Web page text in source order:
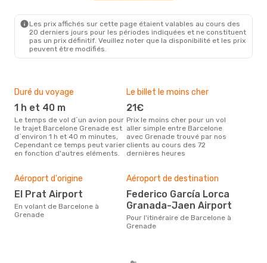
Les prix affichés sur cette page étaient valables au cours des
20 derniers jours pour les périodes indiquées et ne constituent
pas un prix définitif. Veuillez noter que la disponibilité et les prix
peuvent être modifiés.
Duré du voyage
1 h et 40 m
Le temps de vol d´un avion pour
le trajet Barcelone Grenade est
d´environ 1 h et 40 m minutes,
Cependant ce temps peut varier
en fonction d'autres eléments.
Le billet le moins cher
21€
Prix le moins cher pour un vol
aller simple entre Barcelone
avec Grenade trouvé par nos
clients au cours des 72
dernières heures
Aéroport d'origine
El Prat Airport
En volant de Barcelone à
Grenade
Aéroport de destination
Federico García Lorca
Granada-Jaen Airport
Pour l'itinéraire de Barcelone à
Grenade